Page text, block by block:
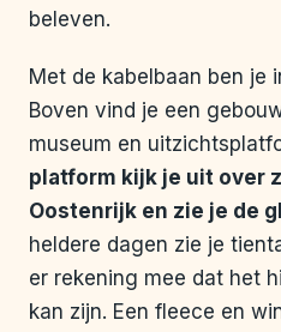
beleven.
Met de kabelbaan ben je
Boven vind je een
museum en
platform kijk je uit over
Oostenrijk en zie je de
heldere dagen zie je
er rekening mee dat het
kan zijn. Een fleece en